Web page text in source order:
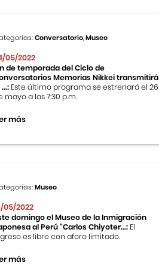
Conversatorio, Museo
05/2022
de temporada del Ciclo de
Memorias Nikkei transmitirá
Este último programa se estrenará el 26
mayo a las 7:30 p.m.
más
Museo
05/2022
domingo el Museo de la Inmigración
al Perú “Carlos Chiyoter...: El
es libre con aforo limitado.
más